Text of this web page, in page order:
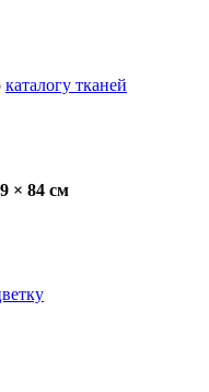
каталогу тканей
× 84 см